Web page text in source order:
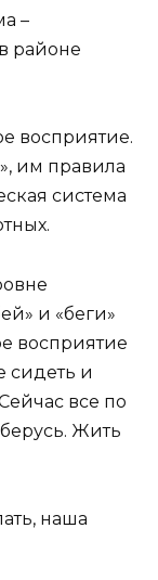
–
районе
восприятие.
им правила
система
и «беги»
восприятие
сидеть и
все по
Жить
наша